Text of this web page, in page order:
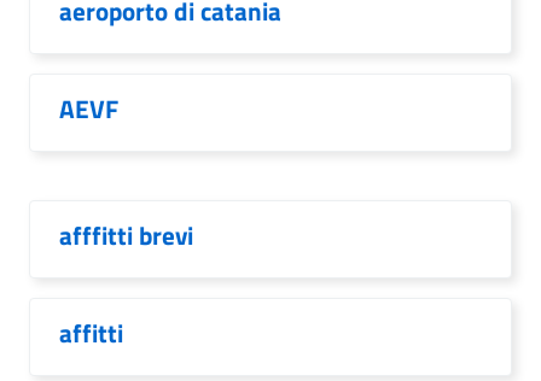
aeroporto di catania
AEVF
afffitti brevi
affitti